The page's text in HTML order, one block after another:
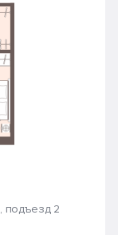
, подъезд 2